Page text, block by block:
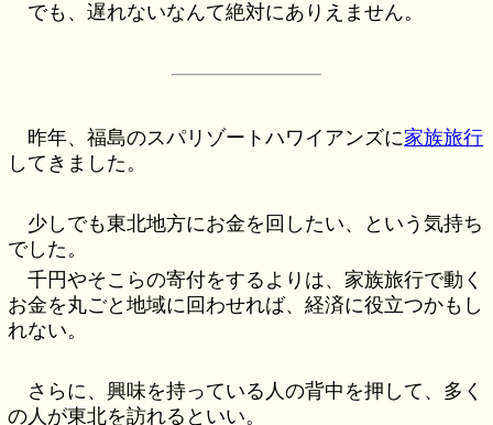
でも、遅れないなんて絶対にありえません。
昨年、福島のスパリゾートハワイアンズに家族旅行
してきました。
少しでも東北地方にお金を回したい、という気持ち
でした。
千円やそこらの寄付をするよりは、家族旅行で動く
お金を丸ごと地域に回わせれば、経済に役立つかもし
れない。
さらに、興味を持っている人の背中を押して、多く
の人が東北を訪れるといい。